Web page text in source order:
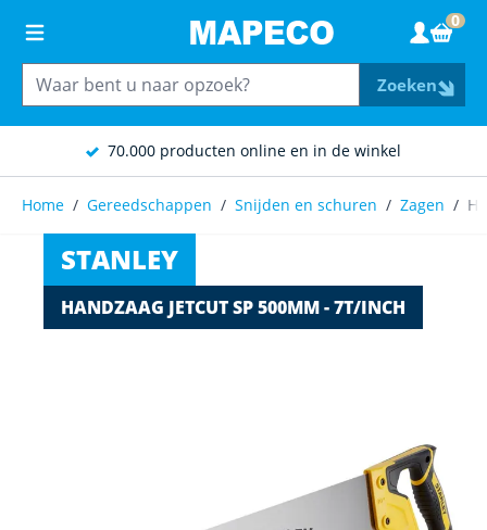
70.000 producten online en in de winkel
Zoeken
0
Home / Gereedschappen / Snijden en schuren / Zagen /
STANLEY
HANDZAAG JETCUT SP 500MM - 7T/INCH